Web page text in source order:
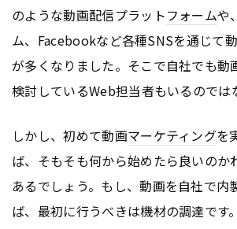
のような動画配信プラットフォームや
ム、Facebookなど各種SNSを通じて
が多くなりました。そこで自社でも動
検討しているWeb担当者もいるのでは
しかし、初めて動画マーケティングを
ば、そもそも何から始めたら良いのか
あるでしょう。もし、動画を自社で内
ば、最初に行うべきは機材の調達です。